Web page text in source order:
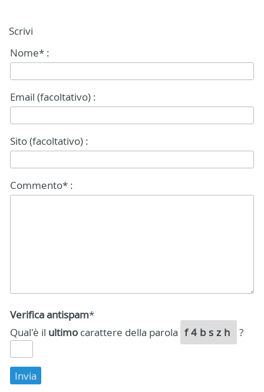
Scrivi
Nome* :
Email (facoltativo) :
Sito (facoltativo) :
Commento* :
Verifica antispam*
Qual'è il ultimo carattere della parola f4bszh ?